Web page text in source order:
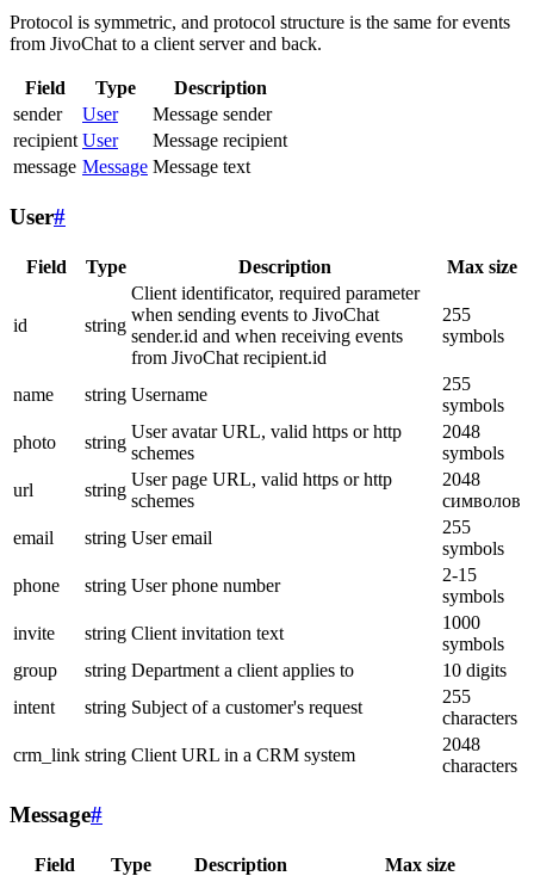
Protocol is symmetric, and protocol structure is the same for events
from JivoChat to a client server and back.
Field Type
Description
sender
User
Message sender
recipient User
Message recipient
message Message Message text
User#
Field Type Description Max size
id string
Client identificator, required parameter
when sending events to JivoChat
sender.id and when receiving events
from JivoChat recipient.id
255
symbols
name string Username
255
symbols
photo
string
User avatar URL, valid https or http
schemes
2048
symbols
url
string
User page URL, valid https or http
schemes
2048
символов
email
string User email
255
symbols
phone
string User phone number
2-15
symbols
invite
string Client invitation text
1000
symbols
group
string Department a client applies to
10 digits
intent
string Subject of a customer's request
255
characters
crm_link string Client URL in a CRM system
2048
characters
Message#
Field Type Description Max size